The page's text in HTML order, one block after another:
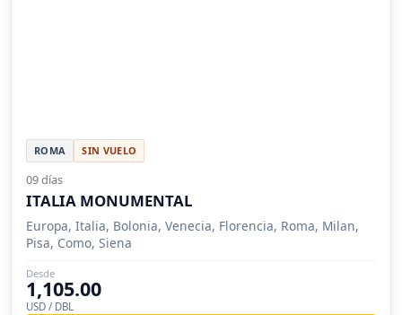
ROMA SIN VUELO
09 días
ITALIA MONUMENTAL
Europa, Italia, Bolonia, Venecia, Florencia, Roma, Milan,
Pisa, Como, Siena
Desde
1,105.00
USD / DBL